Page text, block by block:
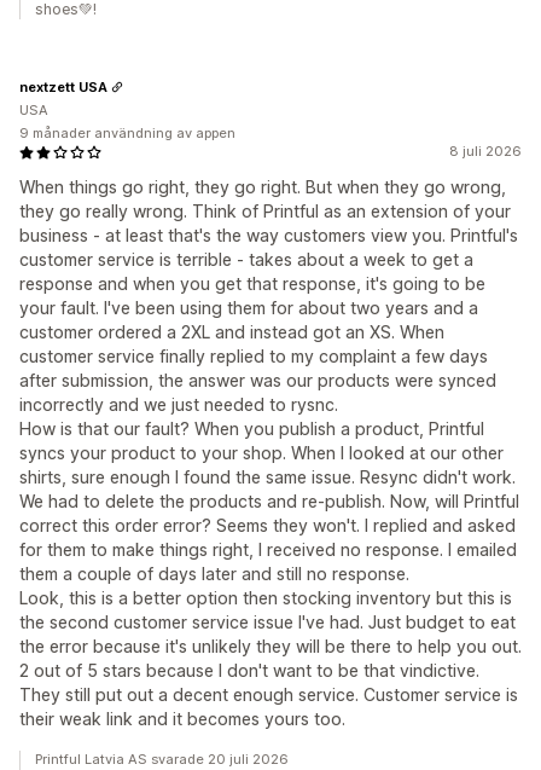
shoes💚!
8 juli 2026
When things go right, they go right. But when they go wrong,
they go really wrong. Think of Printful as an extension of your
business - at least that's the way customers view you. Printful's
customer service is terrible - takes about a week to get a
response and when you get that response, it's going to be
your fault. I've been using them for about two years and a
customer ordered a 2XL and instead got an XS. When
customer service finally replied to my complaint a few days
after submission, the answer was our products were synced
incorrectly and we just needed to rysnc.
How is that our fault? When you publish a product, Printful
syncs your product to your shop. When I looked at our other
shirts, sure enough I found the same issue. Resync didn't work.
We had to delete the products and re-publish. Now, will Printful
correct this order error? Seems they won't. I replied and asked
for them to make things right, I received no response. I emailed
them a couple of days later and still no response.
Look, this is a better option then stocking inventory but this is
the second customer service issue I've had. Just budget to eat
the error because it's unlikely they will be there to help you out.
2 out of 5 stars because I don't want to be that vindictive.
They still put out a decent enough service. Customer service is
their weak link and it becomes yours too.
nextzett USA
USA
9 månader användning av appen
Printful Latvia AS svarade 20 juli 2026